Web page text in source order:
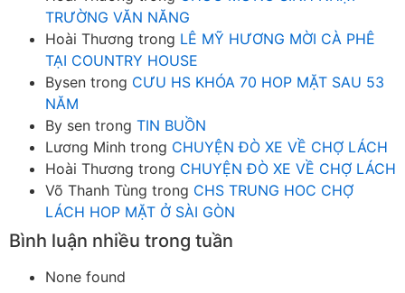
TRƯỜNG VĂN NĂNG
Hoài Thương trong LÊ MỸ HƯƠNG MỜI CÀ PHÊ
TẠI COUNTRY HOUSE
Bysen trong CƯU HS KHÓA 70 HOP MẶT SAU 53
NĂM
By sen trong TIN BUỒN
Lương Minh trong CHUYỆN ĐÒ XE VỀ CHỢ LÁCH
Hoài Thương trong CHUYỆN ĐÒ XE VỀ CHỢ LÁCH
Võ Thanh Tùng trong CHS TRUNG HOC CHỢ
LÁCH HOP MẶT Ở SÀI GÒN
Bình luận nhiều trong tuần
None found